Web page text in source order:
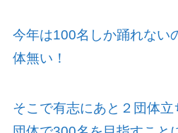
今年は100名しか踊れない
体無い！
そこで有志にあと２団体立